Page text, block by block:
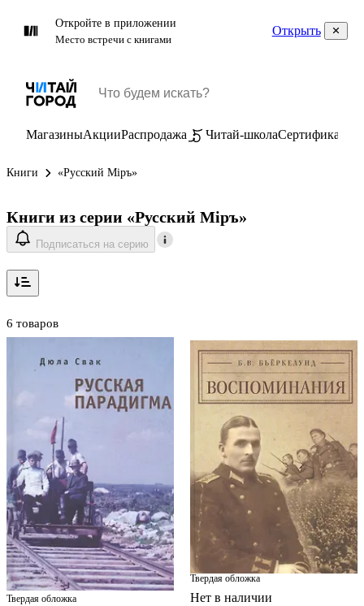
Откройте в приложении
Место встречи с книгами
Открыть
МагазиныАкцииРаспродажа Читай-школаСертификаты
Книги «Русский Мiръ»
Книги из серии «Русский Мiръ»
Подписаться на серию
6 товаров
Твердая обложка
Твердая обложка
Нет в наличии